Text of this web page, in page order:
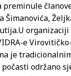
preminule
Šimanovića,
U
e
je
održano